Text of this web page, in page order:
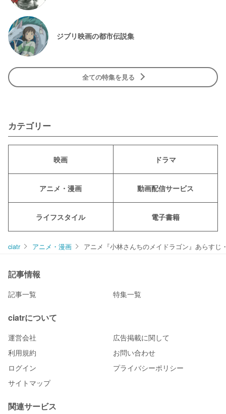
ジブリ映画の都市伝説集
全ての特集を見る
カテゴリー
映画 ドラマ
アニメ・漫画 動画配信サービス
ライフスタイル 電子書籍
ciatr アニメ・漫画 アニメ『小林さんちのメイドラゴン』あらすじ
記事情報
記事一覧 特集一覧
ciatrについて
運営会社
広告掲載に関して
利用規約
お問い合わせ
ログイン
プライバシーポリシー
サイトマップ
関連サービス